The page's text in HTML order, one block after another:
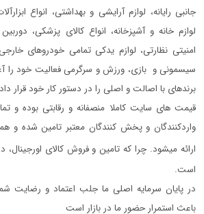
جانبی رایانه، لوازم آرایشی و بهداشتی، انواع
لوازم خانه و آشپزخانه، انواع کالای پزشکی،
امنیتی نظارتی، لوازم یدکی تمامی خودروهای
سیسمونی و بازی، ورزش و سرگرمی فعالیت خود را
برندهای با اصالت و اصلی را در دستور کار خود قرار
قیمت های سایت کاملا منصفانه و رقابتی بوده و
واردکنندگان و پخش کنندگان معتبر تامین شده و
ارائه میشود. چرا که تامین و فروش کالای
است.
در پایان سرمایه اصلی ما جلب اعتماد و رضایت
باعث استمرار حضور ما در بازار است